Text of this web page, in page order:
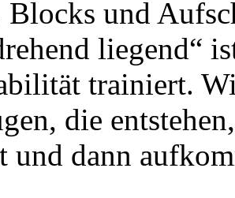
und
liegend“
trainiert.
die
und dann